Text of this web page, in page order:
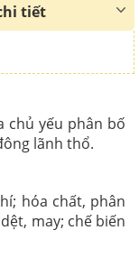
tiết
chủ yếu phân bố
lãnh thổ.
hóa chất, phân
may; chế biến